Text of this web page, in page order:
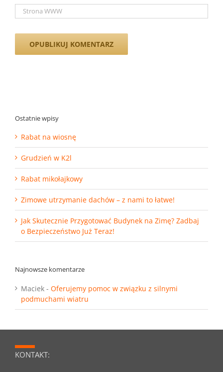
Ostatnie wpisy
Rabat na wiosnę
Grudzień w K2l
Rabat mikołajkowy
Zimowe utrzymanie dachów – z nami to łatwe!
Jak Skutecznie Przygotować Budynek na Zimę? Zadbaj
o Bezpieczeństwo Już Teraz!
Najnowsze komentarze
Maciek - Oferujemy pomoc w związku z silnymi
podmuchami wiatru
KONTAKT: